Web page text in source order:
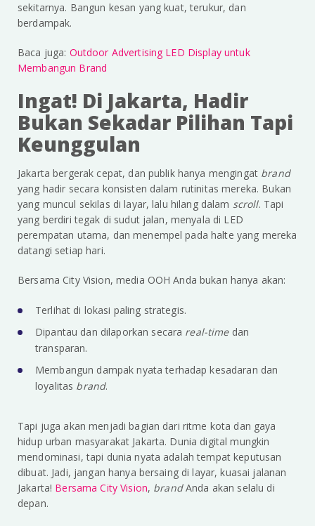
sekitarnya. Bangun kesan yang kuat, terukur, dan
berdampak.
Baca juga: Outdoor Advertising LED Display untuk
Membangun Brand
Ingat! Di Jakarta, Hadir
Bukan Sekadar Pilihan Tapi
Keunggulan
Jakarta bergerak cepat, dan publik hanya mengingat brand
yang hadir secara konsisten dalam rutinitas mereka. Bukan
yang muncul sekilas di layar, lalu hilang dalam scroll. Tapi
yang berdiri tegak di sudut jalan, menyala di LED
perempatan utama, dan menempel pada halte yang mereka
datangi setiap hari.
Bersama City Vision, media OOH Anda bukan hanya akan:
Terlihat di lokasi paling strategis.
Dipantau dan dilaporkan secara real-time dan
transparan.
Membangun dampak nyata terhadap kesadaran dan
loyalitas brand.
Tapi juga akan menjadi bagian dari ritme kota dan gaya
hidup urban masyarakat Jakarta. Dunia digital mungkin
mendominasi, tapi dunia nyata adalah tempat keputusan
dibuat. Jadi, jangan hanya bersaing di layar, kuasai jalanan
Jakarta! Bersama City Vision, brandAnda akan selalu di
depan.